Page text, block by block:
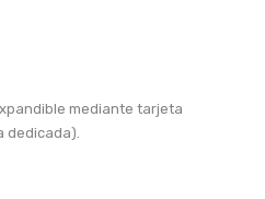
mediante tarjeta
dedicada).